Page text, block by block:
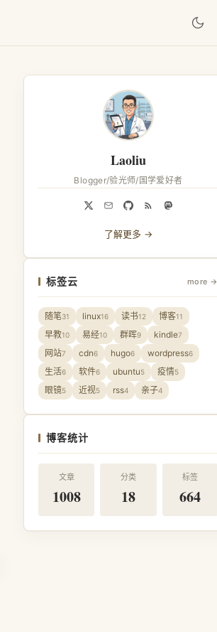
Laoliu
Blogger/验光师/国学爱好者
了解更多 →
标签云 more →
随笔31 linux16 读书12 博客11
早教10 易经10 群晖9 kindle7
网站7 cdn6 hugo6 wordpress6
生活6 软件6 ubuntu5 疫情5
眼镜5 近视5 rss4 亲子4
博客统计
文章
1008
分类
18
标签
664